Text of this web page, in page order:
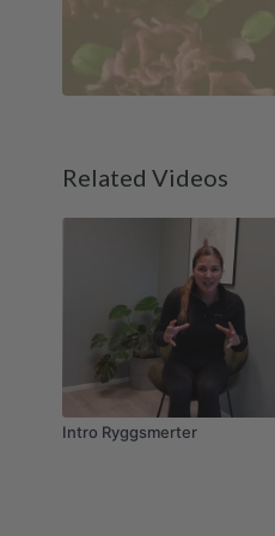
Related Videos
Intro Ryggsmerter